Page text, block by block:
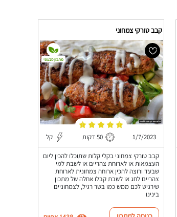
קבב טורקי צמחוני
1/7/2023 50 דקות קל
קבב טורקי צמחוני בקלי קלות שתוכלו להכין ליום
העצמאות או לארוחת צהריים או לשבת למי
שבעד ורוצה להכין ארוחה צמחונית לארוחת
צהריים לחג או לשבת קבלו אחלה של מתכון
שירגיש לכם ממש כמו בשר רגיל, לצמחוניים
בינינו
מתכון טבעוני